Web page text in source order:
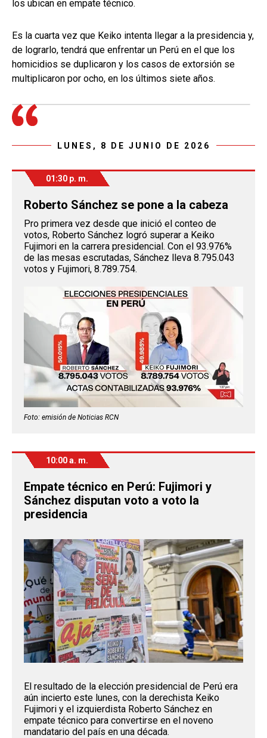
los ubican en empate técnico.
Es la cuarta vez que Keiko intenta llegar a la presidencia y,
de lograrlo, tendrá que enfrentar un Perú en el que los
homicidios se duplicaron y los casos de extorsión se
multiplicaron por ocho, en los últimos siete años.
LUNES, 8 DE JUNIO DE 2026
01:30 p. m.
Roberto Sánchez se pone a la cabeza
Pro primera vez desde que inició el conteo de
votos, Roberto Sánchez logró superar a Keiko
Fujimori en la carrera presidencial. Con el 93.976%
de las mesas escrutadas, Sánchez lleva 8.795.043
votos y Fujimori, 8.789.754.
Foto: emisión de Noticias RCN
10:00 a. m.
Empate técnico en Perú: Fujimori y
Sánchez disputan voto a voto la
presidencia
El resultado de la elección presidencial de Perú era
aún incierto este lunes, con la derechista Keiko
Fujimori y el izquierdista Roberto Sánchez en
empate técnico para convertirse en el noveno
mandatario del país en una década.